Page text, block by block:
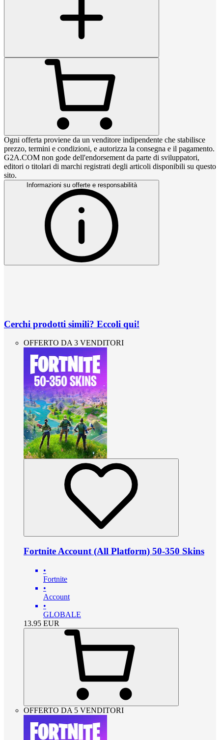
Ogni offerta proviene da un venditore indipendente che stabilisce
prezzo, termini e condizioni, e autorizza la consegna e il pagamento.
G2A.COM non gode dell'endorsement da parte di sviluppatori,
editori o titolari di marchi registrati degli articoli disponibili su questo
sito.
Informazioni su offerte e responsabilità
Cerchi prodotti simili? Eccoli qui!
OFFERTO DA 3 VENDITORI
Fortnite Account (All Platform) 50-350 Skins
•
Fortnite
•
Account
•
GLOBALE
13.95 EUR
OFFERTO DA 5 VENDITORI